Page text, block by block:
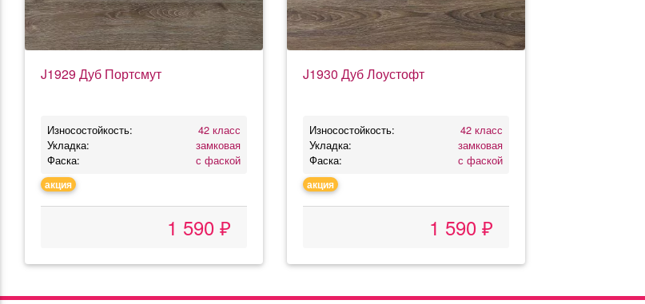
J1929 Дуб Портсмут
Износостойкость:
42 класс
Укладка:
замковая
Фаска:
с фаской
акция
1 590 ₽
J1930 Дуб Лоустофт
Износостойкость:
42 класс
Укладка:
замковая
Фаска:
с фаской
акция
1 590 ₽